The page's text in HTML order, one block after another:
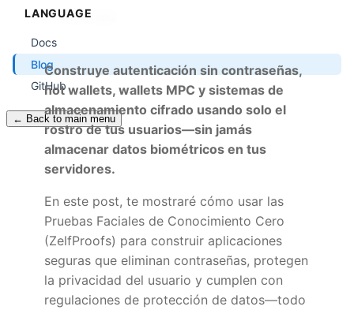
LANGUAGE
Docs
Blog
GitHub
← Back to main menu
8 min read
Construye autenticación sin contraseñas,
hot wallets, wallets MPC y sistemas de
almacenamiento cifrado usando solo el
rostro de tus usuarios—sin jamás
almacenar datos biométricos en tus
servidores.
En este post, te mostraré cómo usar las
Pruebas Faciales de Conocimiento Cero
(ZelfProofs) para construir aplicaciones
seguras que eliminan contraseñas, protegen
la privacidad del usuario y cumplen con
regulaciones de protección de datos—todo